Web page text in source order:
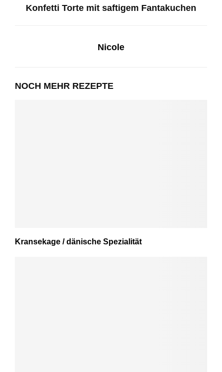
Konfetti Torte mit saftigem Fantakuchen
Nicole
NOCH MEHR REZEPTE
Kransekage / dänische Spezialität